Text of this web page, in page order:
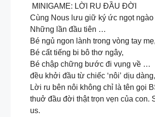
MINIGAME: LỜI RU ĐẦU ĐỜI
Cùng Nous lưu giữ ký ức ngọt
Những lần đầu tiên …
Bé ngủ ngon lành trong vòng tay mẹ,
Bé cất tiếng bi bô thơ ngây,
Bé chập chững bước đi vụng về …
đều khởi đầu từ chiếc ‘nôi’ dịu
Lời ru bên nôi không chỉ là tên gọi
thuở đầu đời thật trọn vẹn của con.
us.